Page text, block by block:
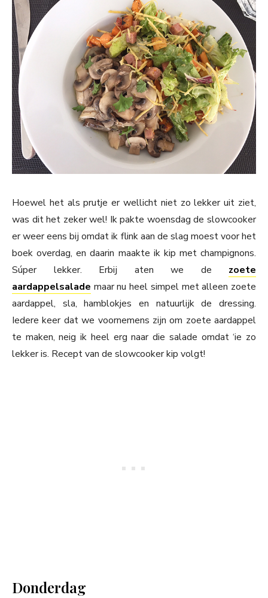
Hoewel het als prutje er wellicht niet zo lekker uit ziet,
was dit het zeker wel! Ik pakte woensdag de slowcooker
er weer eens bij omdat ik flink aan de slag moest voor het
boek overdag, en daarin maakte ik kip met champignons.
Súper lekker. Erbij aten we de zoete
aardappelsalade maar nu heel simpel met alleen zoete
aardappel, sla, hamblokjes en natuurlijk de dressing.
Iedere keer dat we voornemens zijn om zoete aardappel
te maken, neig ik heel erg naar die salade omdat ‘ie zo
lekker is. Recept van de slowcooker kip volgt!
Donderdag